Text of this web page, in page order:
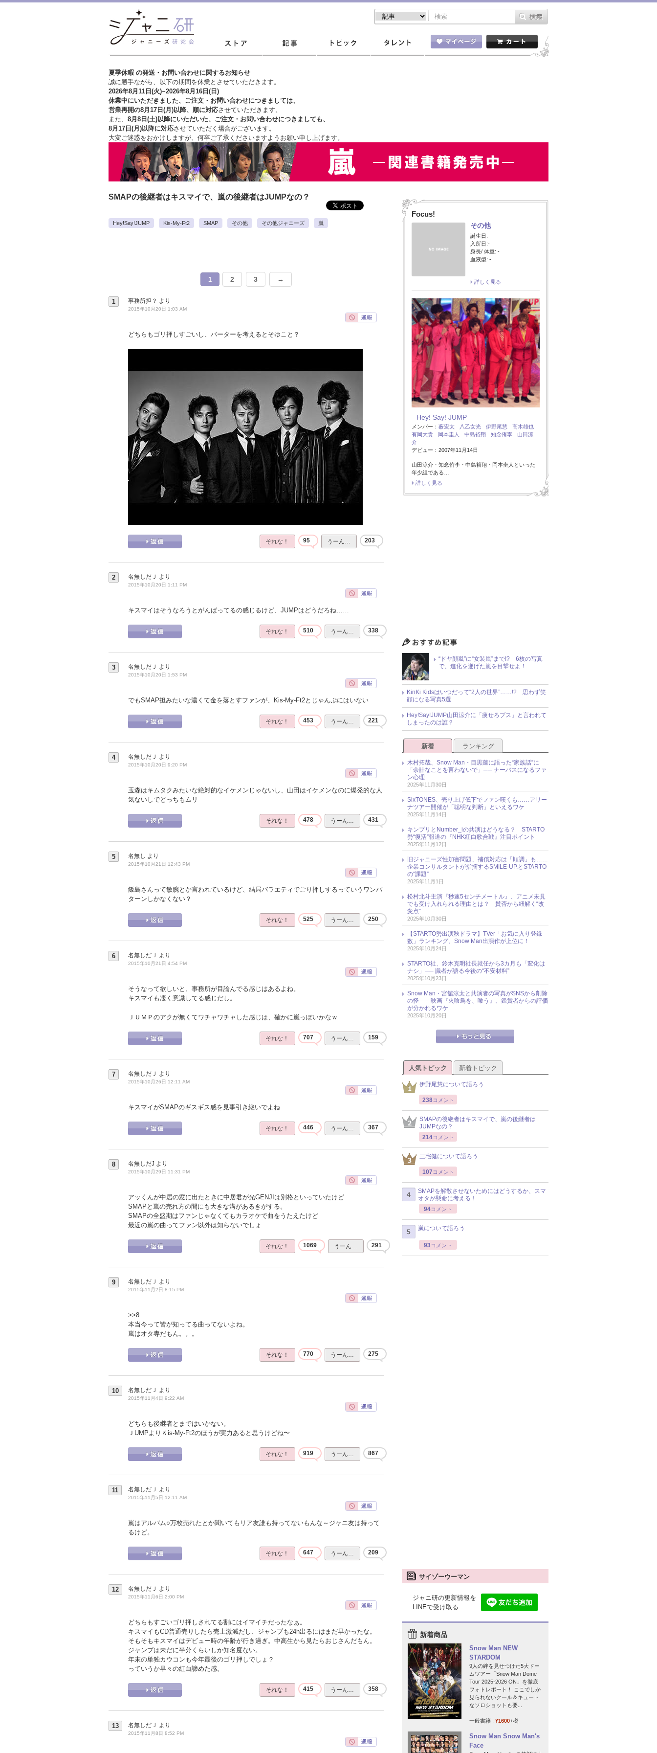
夏季休暇 の発送・お問い合わせに関するお知らせ
誠に勝手ながら、以下の期間を休業とさせていただきます。
2026年8月11日(火)~2026年8月16日(日)
休業中にいただきました、ご注文・お問い合わせにつきましては、
営業再開の8月17日(月)以降、順に対応させていただきます。
また、 8月8日(土)以降にいただいた、ご注文・ お問い合わせにつきましても、
8月17日(月)以降に対応させていただく場合がございます。
大変ご迷惑をおかけしますが、 何卒ご了承くださいますようお願い申し上げます。
SMAPの後継者はキスマイで、嵐の後継者はJUMPなの？
Hey!Say!JUMP Kis-My-Ft2 SMAP その他 その他ジャニーズ 嵐
1 2 3 →
1 事務所担？ より
2015年10月20日 1:03 AM
どちらもゴリ押しすごいし、バーターを考えるとそゆこと？
それな！ 95 うーん… 203
2 名無しだＪ より
2015年10月20日 1:11 PM
キスマイはそうなろうとがんばってるの感じるけど、JUMPはどうだろね……
それな！ 510 うーん… 338
3 名無しだＪ より
2015年10月20日 1:53 PM
でもSMAP担みたいな濃くて金を落とすファンが、Kis-My-Ft2とじゃんぷにはいない
それな！ 453 うーん… 221
4 名無しだＪ より
2015年10月20日 9:20 PM
玉森はキムタクみたいな絶対的なイケメンじゃないし、山田はイケメンなのに爆発的な人
気ないしでどっちもムリ
それな！ 478 うーん… 431
5 名無し より
2015年10月21日 12:43 PM
飯島さんって敏腕とか言われているけど、結局バラエティでごり押しするっていうワンパ
ターンしかなくない？
それな！ 525 うーん… 250
6 名無しだＪ より
2015年10月21日 4:54 PM
そうなって欲しいと、事務所が目論んでる感じはあるよね。
キスマイも凄く意識してる感じだし。
ＪＵＭＰのアクが無くてワチャワチャした感じは、確かに嵐っぽいかなｗ
それな！ 707 うーん… 159
7 名無しだＪ より
2015年10月26日 12:11 AM
キスマイがSMAPのギスギス感を見事引き継いでよね
それな！ 446 うーん… 367
8 名無しだJ より
2015年10月29日 11:31 PM
アッくんが中居の窓に出たときに中居君が光GENJIは別格といっていたけど
SMAPと嵐の売れ方の間にも大きな溝があるきがする。
SMAPの全盛期はファンじゃなくてもカラオケで曲をうたえたけど
最近の嵐の曲ってファン以外は知らないでしょ
それな！ 1069 うーん… 291
9 名無しだＪ より
2015年11月2日 8:15 PM
>>8
本当今って皆が知ってる曲ってないよね。
嵐はオタ専だもん。。。
それな！ 770 うーん… 275
10 名無しだＪ より
2015年11月4日 9:22 AM
どちらも後継者とまではいかない。
ＪUMPよりＫis-My-Ft2のほうが実力あると思うけどね〜
それな！ 919 うーん… 867
11 名無しだＪ より
2015年11月5日 12:11 AM
嵐はアルバム○万枚売れたとか聞いてもリア友誰も持ってないもんな～ジャニ友は持って
るけど。
それな！ 647 うーん… 209
12 名無しだＪ より
2015年11月6日 2:00 PM
どちらもすごいゴリ押しされてる割にはイマイチだったなぁ。
キスマイもCD普通売りしたら売上激減だし、ジャンプも24h出るにはまだ早かったな。
そもそもキスマイはデビュー時の年齢が行き過ぎ。中高生から見たらおじさんだもん。
ジャンプは未だに半分くらいしか知名度ない。
年末の単独カウコンも今年最後のゴリ押しでしょ？
っていうか早々の紅白諦めた感。
それな！ 415 うーん… 358
13 名無しだＪ より
2015年11月8日 8:52 PM
Focus!
その他
誕生日: -
入所日:-
身長/ 体重: -
血液型: -
詳しく見る
Hey! Say! JUMP
メンバー： 薮宏太 八乙女光 伊野尾慧
高木雄也
有岡大貴
岡本圭人 中島裕翔 知念侑李
山田涼
介
デビュー：2007年11月14日
山田涼介・知念侑李・中島裕翔・岡本圭人といった
年少組である…
詳しく見る
“ドヤ顔嵐”に“女装嵐”まで!? 6枚の写真
で、進化を遂げた嵐を目撃せよ！
KinKi Kidsはいつだって“2人の世界”……!? 思わず笑
顔になる写真5選
Hey!Say!JUMP山田涼介に「痩せろブス」と言われて
しまったのは誰？
新着 ランキング
木村拓哉、Snow Man・目黒蓮に語った“家族話”に
「余計なことを言わないで」── ナーバスになるファ
ン心理
2025年11月30日
SixTONES、売り上げ低下でファン嘆くも……アリー
ナツアー開催が「聡明な判断」といえるワケ
2025年11月14日
キンプリとNumber_iの共演はどうなる？ STARTO
勢“復活”報道の『NHK紅白歌合戦』注目ポイント
2025年11月12日
旧ジャニーズ性加害問題、補償対応は「順調」も……
企業コンサルタントが指摘するSMILE-UP.とSTARTO
の“課題”
2025年11月1日
松村北斗主演『秒速5センチメートル』、アニメ未見
でも受け入れられる理由とは？ 賛否から紐解く“改
変点”
2025年10月30日
【STARTO勢出演秋ドラマ】TVer「お気に入り登録
数」ランキング、Snow Man出演作が上位に！
2025年10月24日
STARTO社、鈴木克明社長就任から3カ月も「変化は
ナシ」── 識者が語る今後の“不安材料”
2025年10月23日
Snow Man・宮舘涼太と共演者の写真がSNSから削除
の怪 ── 映画『火喰鳥を、喰う』、鑑賞者からの評価
が分かれるワケ
2025年10月20日
人気トピック 新着トピック
伊野尾慧について語ろう
238コメント
SMAPの後継者はキスマイで、嵐の後継者は
JUMPなの？
214コメント
三宅健について語ろう
107 コメント
SMAPを解散させないためにはどうするか、スマ
オタが懸命に考える！
94コメント
嵐について語ろう
93コメント
サイゾーウーマン
ジャニ研の更新情報を
LINEで受け取る
新着商品
Snow Man NEW
STARDOM
9人の絆を見せつけた5大ドー
ムツアー「Snow Man Dome
Tour 2025-2026 ON」を徹底
フォトレポート！ ここでしか
見られないクール＆キュート
なソロショットも要...
一般書籍 : ¥1600+税
Snow Man Snow Man's
Face